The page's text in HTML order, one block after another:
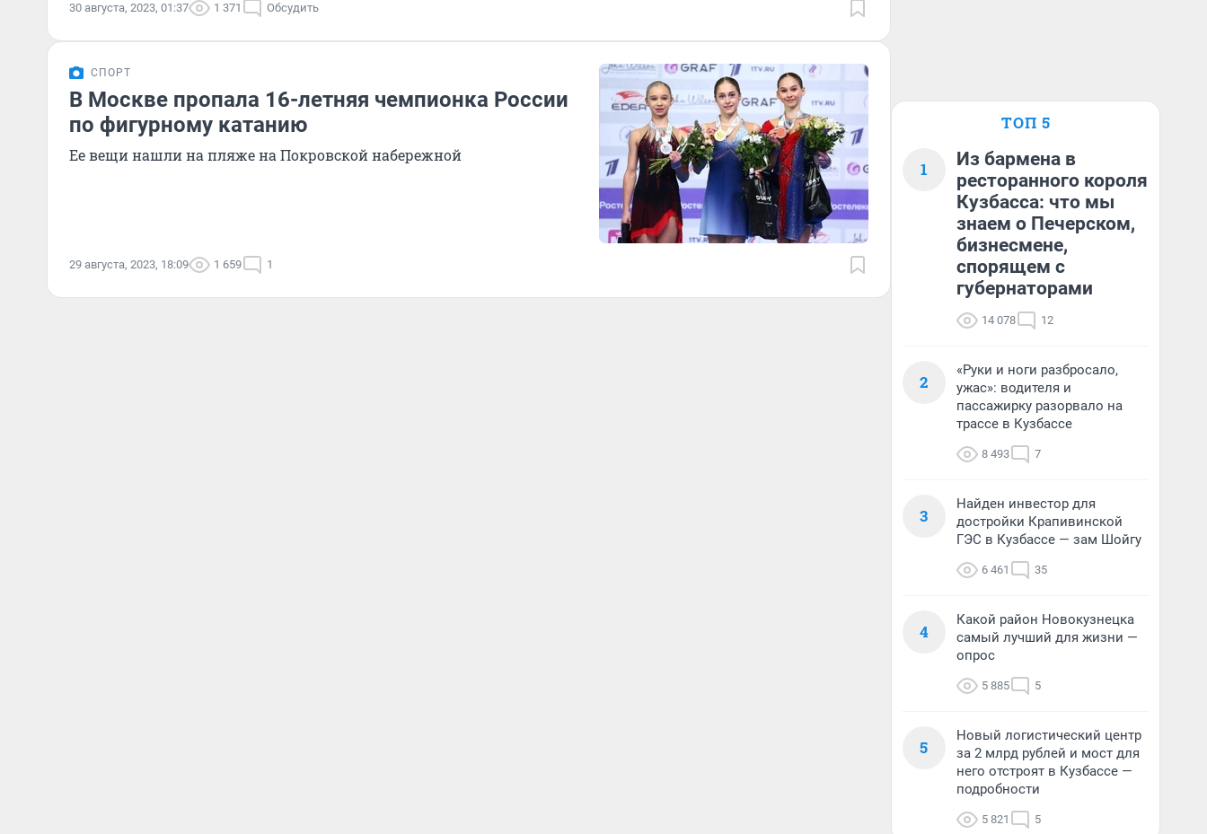
30 августа, 2023, 01:37 1 371 Обсудить
СПОРТ
В Москве пропала 16-летняя чемпионка России
по фигурному катанию
Ее вещи нашли на пляже на Покровской набережной
29 августа, 2023, 18:09 1 659 1
ТОП 5
1
Из бармена в
ресторанного короля
Кузбасса: что мы
знаем о Печерском,
бизнесмене,
спорящем с
губернаторами
14 078 12
2
«Руки и ноги разбросало,
ужас»: водителя и
пассажирку разорвало на
трассе в Кузбассе
8 493 7
3
Найден инвестор для
достройки Крапивинской
ГЭС в Кузбассе — зам Шойгу
6 461 35
4
Какой район Новокузнецка
самый лучший для жизни —
опрос
5 885 5
5
Новый логистический центр
за 2 млрд рублей и мост для
него отстроят в Кузбассе —
подробности
5 821 5